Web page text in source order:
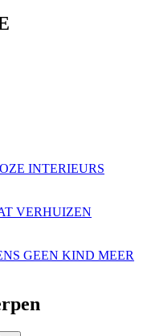
INTERIEURS
VERHUIZEN
GEEN KIND MEER